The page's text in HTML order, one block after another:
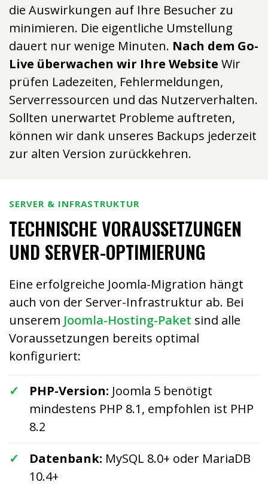
die Auswirkungen auf Ihre Besucher zu
minimieren. Die eigentliche Umstellung
dauert nur wenige Minuten. Nach dem Go-
Live überwachen wir Ihre Website Wir
prüfen Ladezeiten, Fehlermeldungen,
Serverressourcen und das Nutzerverhalten.
Sollten unerwartet Probleme auftreten,
können wir dank unseres Backups jederzeit
zur alten Version zurückkehren.
SERVER & INFRASTRUKTUR
TECHNISCHE VORAUSSETZUNGEN
UND SERVER-OPTIMIERUNG
Eine erfolgreiche Joomla-Migration hängt
auch von der Server-Infrastruktur ab. Bei
unserem Joomla-Hosting-Paket sind alle
Voraussetzungen bereits optimal
konfiguriert:
PHP-Version: Joomla 5 benötigt
mindestens PHP 8.1, empfohlen ist PHP
8.2
Datenbank: MySQL 8.0+ oder MariaDB
10.4+